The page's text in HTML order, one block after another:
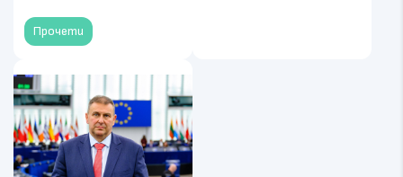
Прочети